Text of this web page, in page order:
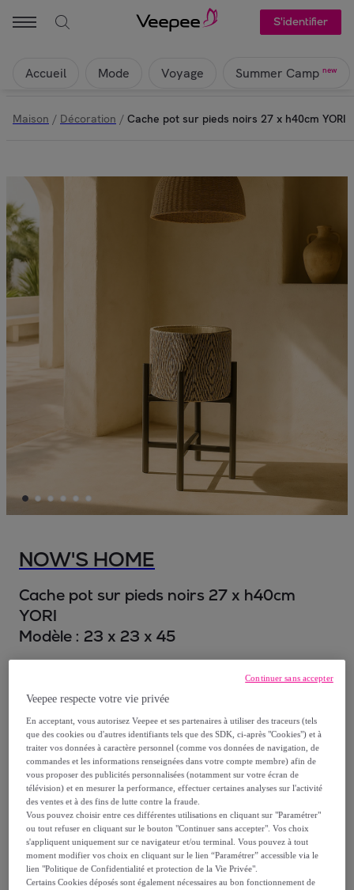
S'identifier
Accueil Mode Voyage Summer Camp new
Maison / Décoration / Cache pot sur pieds noirs 27 x h40cm YORI
NOW'S HOME
Cache pot sur pieds noirs 27 x h40cm
YORI
Modèle : 23 x 23 x 45
139, €
-35%
Reprise possible de votre ancien produit,
voir les conditions.
Vendu parGROUPE LEBRUN
Veepee respecte votre vie privée
En acceptant, vous autorisez Veepee et ses partenaires à utiliser des traceurs (tels
que des cookies ou d'autres identifiants tels que des SDK, ci-après "Cookies") et à
traiter vos données à caractère personnel (comme vos données de navigation, de
commandes et les informations renseignées dans votre compte membre) afin de
vous proposer des publicités personnalisées (notamment sur votre écran de
télévision) et en mesurer la performance, effectuer certaines analyses sur l'activité
des ventes et à des fins de lutte contre la fraude.
Vous pouvez choisir entre ces différentes utilisations en cliquant sur "Paramétrer"
ou tout refuser en cliquant sur le bouton "Continuer sans accepter". Vos choix
s'appliquent uniquement sur ce navigateur et/ou terminal. Vous pouvez à tout
moment modifier vos choix en cliquant sur le lien “Paramétrer” accessible via le
lien "Politique de Confidentialité et protection de la Vie Privée".
Certains Cookies déposés sont également nécessaires au bon fonctionnement de
Continuer sans accepter